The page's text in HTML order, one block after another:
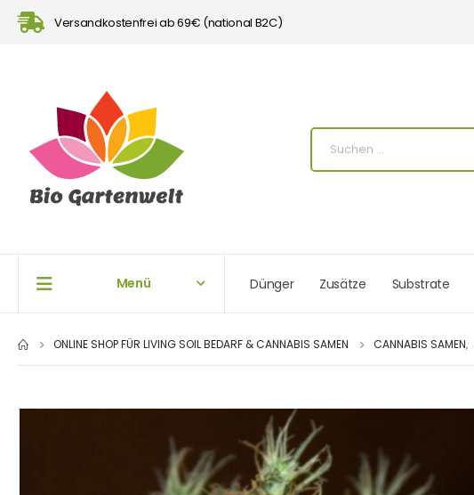
Versandkostenfrei ab 69€ (national B2C)
Menü Dünger Zusätze Substrate
ONLINE SHOP FÜR LIVING SOIL BEDARF & CANNABIS SAMEN CANNABIS SAMEN,